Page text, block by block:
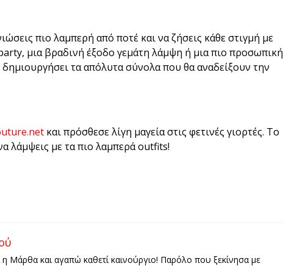
πιο λαμπερή από ποτέ και να ζήσεις κάθε στιγμή με
μια βραδινή έξοδο γεμάτη λάμψη ή μια πιο προσωπική
δημιουργήσει τα απόλυτα σύνολα που θα αναδείξουν την
και πρόσθεσε λίγη μαγεία στις φετινές γιορτές. Το
λάμψεις με τα πιο λαμπερά outfits!
η Μάρθα και αγαπώ καθετί καινούργιο! Παρόλο που ξεκίνησα με